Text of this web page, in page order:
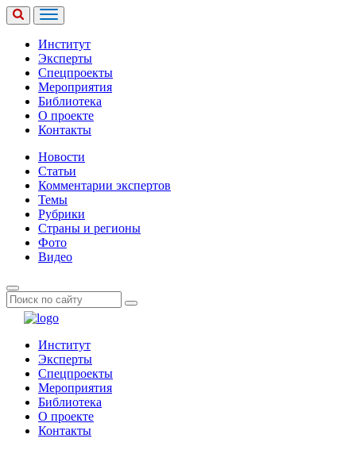
Институт
Эксперты
Спецпроекты
Мероприятия
Библиотека
О проекте
Контакты
Новости
Статьи
Комментарии экспертов
Темы
Рубрики
Страны и регионы
Фото
Видео
Институт
Эксперты
Спецпроекты
Мероприятия
Библиотека
О проекте
Контакты